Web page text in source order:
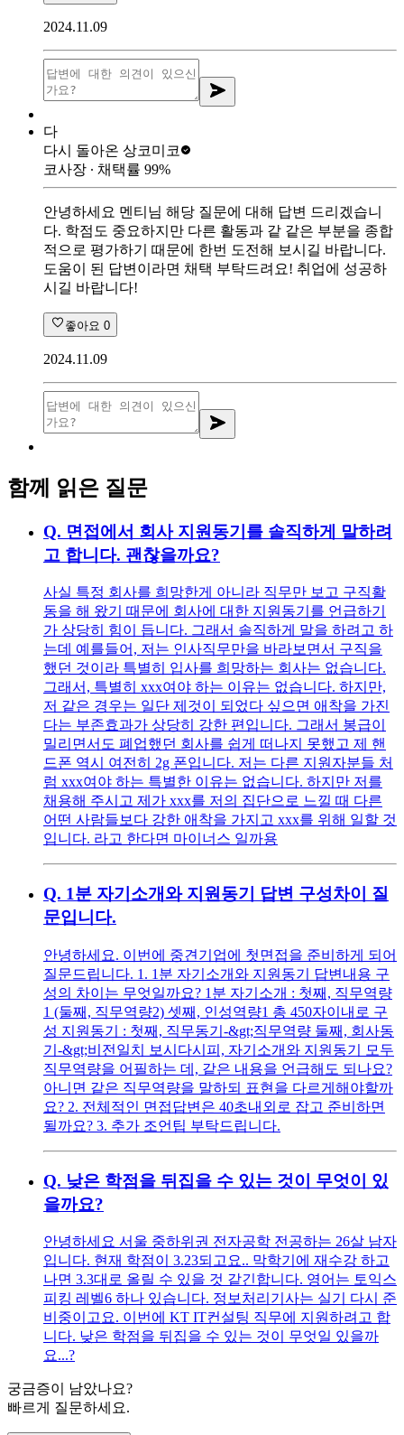
2024.11.09
다
다시 돌아온 상코미코
코사장 ∙ 채택률 99%
안녕하세요 멘티님 해당 질문에 대해 답변 드리겠습니
다. 학점도 중요하지만 다른 활동과 같 같은 부분을 종합
적으로 평가하기 때문에 한번 도전해 보시길 바랍니다.
도움이 된 답변이라면 채택 부탁드려요! 취업에 성공하
시길 바랍니다!
좋아요 0
2024.11.09
함께 읽은 질문
Q. 면접에서 회사 지원동기를 솔직하게 말하려
고 합니다. 괜찮을까요?
사실 특정 회사를 희망한게 아니라 직무만 보고 구직활
동을 해 왔기 때문에 회사에 대한 지원동기를 언급하기
가 상당히 힘이 듭니다. 그래서 솔직하게 말을 하려고 하
는데 예를들어, 저는 인사직무만을 바라보면서 구직을
했던 것이라 특별히 입사를 희망하는 회사는 없습니다.
그래서, 특별히 xxx여야 하는 이유는 없습니다. 하지만,
저 같은 경우는 일단 제것이 되었다 싶으면 애착을 가진
다는 부존효과가 상당히 강한 편입니다. 그래서 봉급이
밀리면서도 폐업했던 회사를 쉽게 떠나지 못했고 제 핸
드폰 역시 여전히 2g 폰입니다. 저는 다른 지원자분들 처
럼 xxx여야 하는 특별한 이유는 없습니다. 하지만 저를
채용해 주시고 제가 xxx를 저의 집단으로 느낄 때 다른
어떤 사람들보다 강한 애착을 가지고 xxx를 위해 일할 것
입니다. 라고 한다면 마이너스 일까용
Q. 1분 자기소개와 지원동기 답변 구성차이 질
문입니다.
안녕하세요. 이번에 중견기업에 첫면접을 준비하게 되어
질문드립니다. 1. 1분 자기소개와 지원동기 답변내용 구
성의 차이는 무엇일까요? 1분 자기소개 : 첫째, 직무역량
1 (둘째, 직무역량2) 셋째, 인성역량1 총 450자이내로 구
성 지원동기 : 첫째, 직무동기-&gt;직무역량 둘째, 회사동
기-&gt;비전일치 보시다시피, 자기소개와 지원동기 모두
직무역량을 어필하는 데, 같은 내용을 언급해도 되나요?
아니면 같은 직무역량을 말하되 표현을 다르게해야할까
요? 2. 전체적인 면접답변은 40초내외로 잡고 준비하면
될까요? 3. 추가 조언팁 부탁드립니다.
Q. 낮은 학점을 뒤집을 수 있는 것이 무엇이 있
을까요?
안녕하세요 서울 중하위권 전자공학 전공하는 26살 남자
입니다. 현재 학점이 3.23되고요.. 막학기에 재수강 하고
나면 3.3대로 올릴 수 있을 것 같긴합니다. 영어는 토익스
피킹 레벨6 하나 있습니다. 정보처리기사는 실기 다시 준
비중이고요. 이번에 KT IT컨설팅 직무에 지원하려고 합
니다. 낮은 학점을 뒤집을 수 있는 것이 무엇일 있을까
요...?
궁금증이 남았나요?
빠르게 질문하세요.